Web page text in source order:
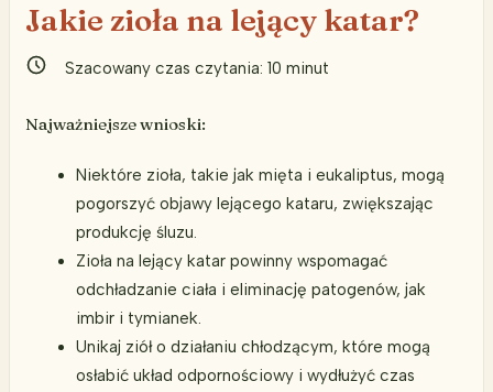
Jakie zioła na lejący katar?
Szacowany czas czytania: 10 minut
Najważniejsze wnioski:
Niektóre zioła, takie jak mięta i eukaliptus, mogą
pogorszyć objawy lejącego kataru, zwiększając
produkcję śluzu.
Zioła na lejący katar powinny wspomagać
odchładzanie ciała i eliminację patogenów, jak
imbir i tymianek.
Unikaj ziół o działaniu chłodzącym, które mogą
osłabić układ odpornościowy i wydłużyć czas